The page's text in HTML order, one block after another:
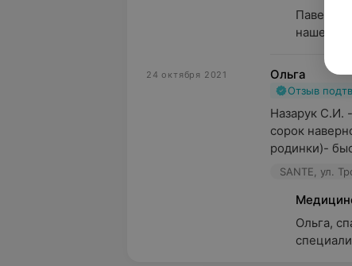
Павел,
нашего
24 октября 2021 Ольга
Отзыв
Назарук С.И.
сорок
родинки)-
SANTE, ул.
Ольга,